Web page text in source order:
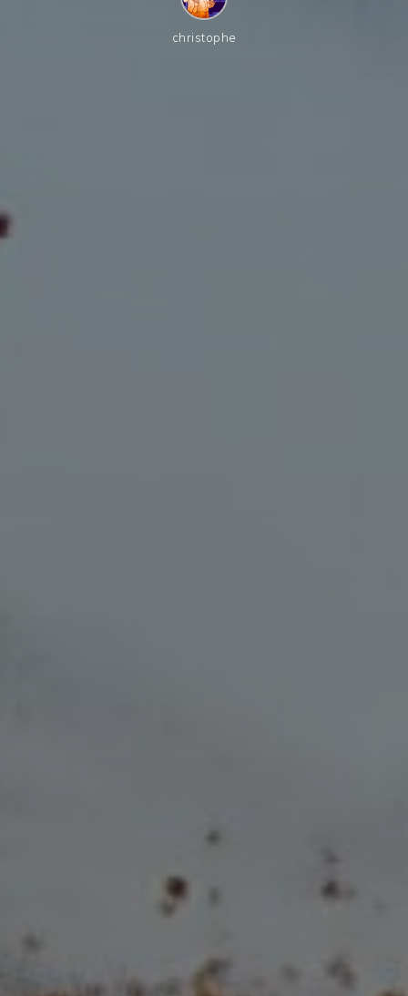
christophe